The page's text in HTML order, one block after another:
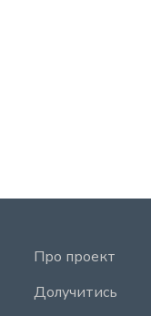
Про проект
Долучитись